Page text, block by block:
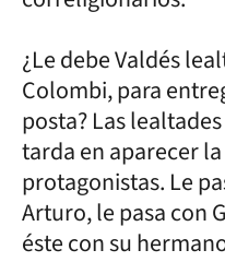
¿Le debe Valdés
Colombi, para
posta? Las
tarda en aparecer
protagonistas. Le
Arturo, le pasa con
éste con su